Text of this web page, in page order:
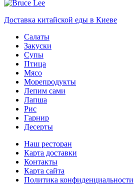
Доставка китайской еды в Киеве
Салаты
Закуски
Супы
Птица
Мясо
Морепродукты
Лепим сами
Лапша
Рис
Гарнир
Десерты
Наш ресторан
Карта доставки
Контакты
Карта сайта
Политика конфиденциальности